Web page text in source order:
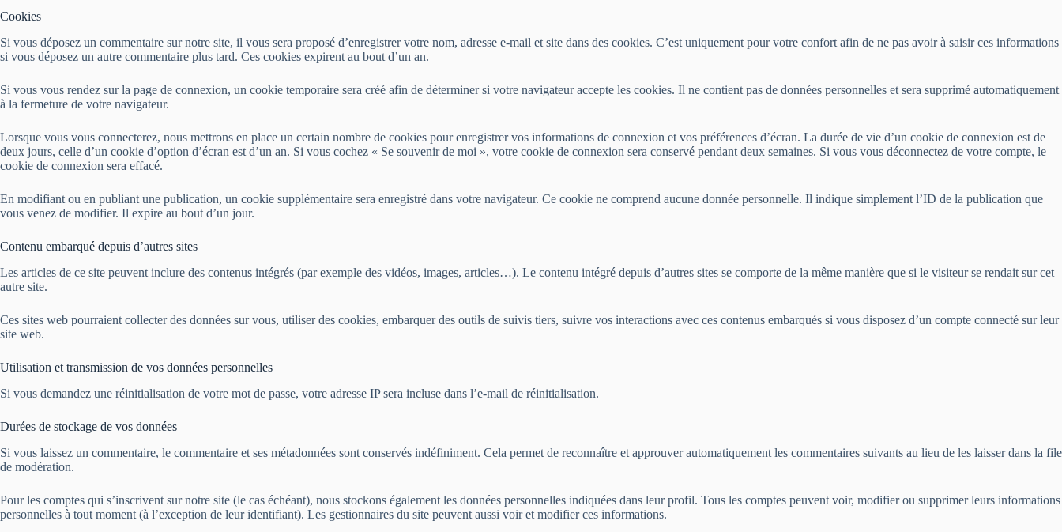
Cookies
Si vous déposez un commentaire sur notre site, il vous sera proposé d’enregistrer votre nom, adresse e-mail et site dans des cookies. C’est uniquement pour votre confort afin de ne pas avoir à saisir ces informations
si vous déposez un autre commentaire plus tard. Ces cookies expirent au bout d’un an.
Si vous vous rendez sur la page de connexion, un cookie temporaire sera créé afin de déterminer si votre navigateur accepte les cookies. Il ne contient pas de données personnelles et sera supprimé automatiquement
à la fermeture de votre navigateur.
Lorsque vous vous connecterez, nous mettrons en place un certain nombre de cookies pour enregistrer vos informations de connexion et vos préférences d’écran. La durée de vie d’un cookie de connexion est de
deux jours, celle d’un cookie d’option d’écran est d’un an. Si vous cochez « Se souvenir de moi », votre cookie de connexion sera conservé pendant deux semaines. Si vous vous déconnectez de votre compte, le
cookie de connexion sera effacé.
En modifiant ou en publiant une publication, un cookie supplémentaire sera enregistré dans votre navigateur. Ce cookie ne comprend aucune donnée personnelle. Il indique simplement l’ID de la publication que
vous venez de modifier. Il expire au bout d’un jour.
Contenu embarqué depuis d’autres sites
Les articles de ce site peuvent inclure des contenus intégrés (par exemple des vidéos, images, articles…). Le contenu intégré depuis d’autres sites se comporte de la même manière que si le visiteur se rendait sur cet
autre site.
Ces sites web pourraient collecter des données sur vous, utiliser des cookies, embarquer des outils de suivis tiers, suivre vos interactions avec ces contenus embarqués si vous disposez d’un compte connecté sur leur
site web.
Utilisation et transmission de vos données personnelles
Si vous demandez une réinitialisation de votre mot de passe, votre adresse IP sera incluse dans l’e-mail de réinitialisation.
Durées de stockage de vos données
Si vous laissez un commentaire, le commentaire et ses métadonnées sont conservés indéfiniment. Cela permet de reconnaître et approuver automatiquement les commentaires suivants au lieu de les laisser dans la file
de modération.
Pour les comptes qui s’inscrivent sur notre site (le cas échéant), nous stockons également les données personnelles indiquées dans leur profil. Tous les comptes peuvent voir, modifier ou supprimer leurs informations
personnelles à tout moment (à l’exception de leur identifiant). Les gestionnaires du site peuvent aussi voir et modifier ces informations.